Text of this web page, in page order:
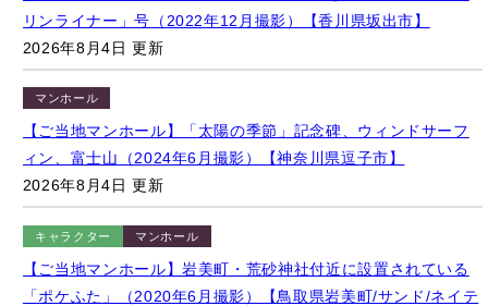
マンホール
【ご当地マンホール】「太陽の季節」記念碑、ウィンドサーフ
ィン、富士山（2024年6月撮影）【神奈川県逗子市】
2026年8月4日 更新
キャラクター マンホール
【ご当地マンホール】岩美町・荒砂神社付近に設置されている
「ポケふた」（2020年6月撮影）【鳥取県岩美町/サンド/ネイテ
ィオ】
2026年8月4日 更新